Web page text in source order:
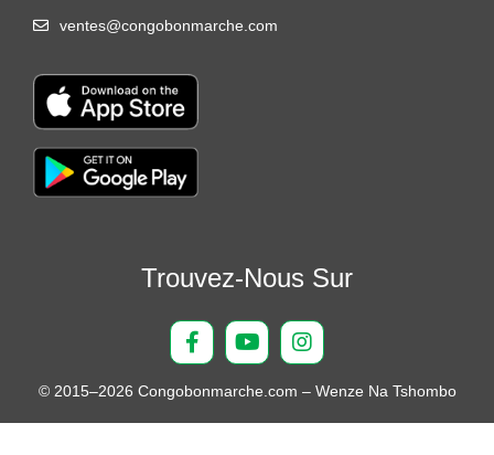
ventes@congobonmarche.com
Trouvez-Nous Sur
© 2015–2026 Congobonmarche.com – Wenze Na Tshombo